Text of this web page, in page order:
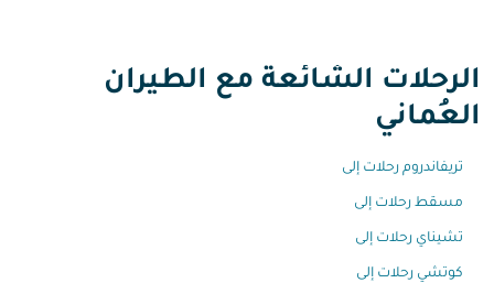
الرحلات الشائعة مع الطيران
العُماني
تريفاندروم رحلات إلى
مسقط رحلات إلى
تشيناي رحلات إلى
كوتشي رحلات إلى